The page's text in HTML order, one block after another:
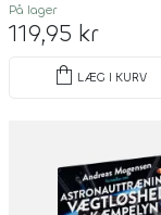
På lager
119,95 kr
shopping_bag LÆG I KURV